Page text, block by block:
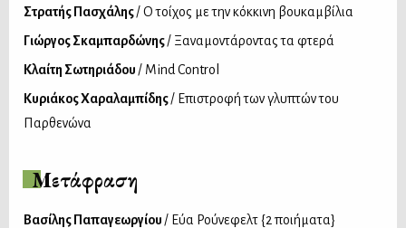
Στρατής Πασχάλης/ Ο τοίχος με την κόκκινη βουκαμβίλια
Γιώργος Σκαμπαρδώνης/ Ξαναμοντάροντας τα φτερά
Κλαίτη Σωτηριάδου / Mind Control
Κυριάκος Χαραλαμπίδης/ Επιστροφή των γλυπτών του
Παρθενώνα
Μετάφραση
Βασίλης Παπαγεωργίου / Εύα Ρούνεφελτ {2 ποιήματα}